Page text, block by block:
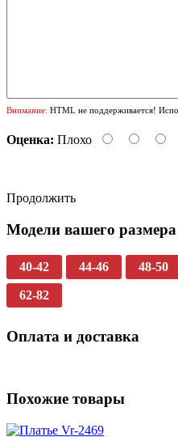
Внимание: HTML не поддерживается!
Оценка: Плохо
Продолжить
Модели вашего размера
40-42 44-46 48-50
62-82
Оплата и доставка
Похожие товары